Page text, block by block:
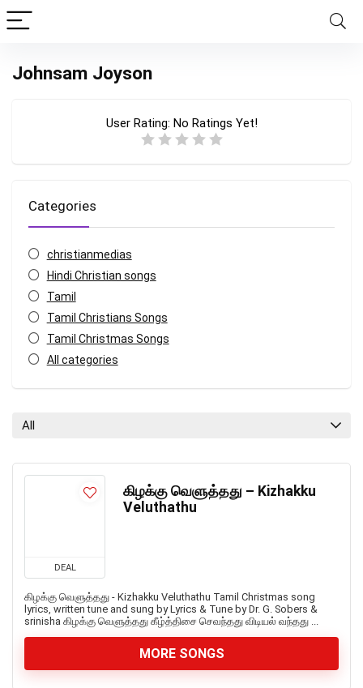
Johnsam Joyson
User Rating: No Ratings Yet!
Categories
christianmedias
Hindi Christian songs
Tamil
Tamil Christians Songs
Tamil Christmas Songs
All categories
All
DEAL
கிழக்கு வெளுத்தது – Kizhakku
Veluthathu
கிழக்கு வெளுத்தது - Kizhakku Veluthathu Tamil Christmas song
lyrics, written tune and sung by Lyrics & Tune by Dr. G. Sobers &
srinisha கிழக்கு வெளுத்தது கீழ்த்திசை செவந்தது விடியல் வந்தது ...
MORE SONGS